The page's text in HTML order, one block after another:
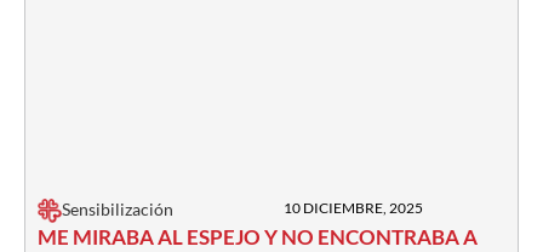
Sensibilización 10 DICIEMBRE, 2025
ME MIRABA AL ESPEJO Y NO ENCONTRABA A